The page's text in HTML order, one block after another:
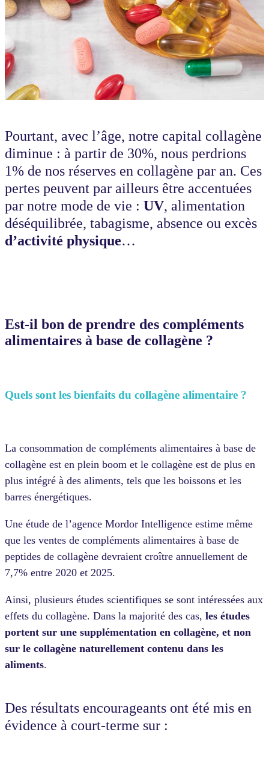
Pourtant, avec l’âge, notre capital collagène
diminue : à partir de 30%, nous perdrions
1% de nos réserves en collagène par an. Ces
pertes peuvent par ailleurs être accentuées
par notre mode de vie : UV, alimentation
déséquilibrée, tabagisme, absence ou excès
d’activité physique…
Est-il bon de prendre des compléments
alimentaires à base de collagène ?
Quels sont les bienfaits du collagène alimentaire ?
La consommation de compléments alimentaires à base de
collagène est en plein boom et le collagène est de plus en
plus intégré à des aliments, tels que les boissons et les
barres énergétiques.
Une étude de l’agence Mordor Intelligence estime même
que les ventes de compléments alimentaires à base de
peptides de collagène devraient croître annuellement de
7,7% entre 2020 et 2025.
Ainsi, plusieurs études scientifiques se sont intéressées aux
effets du collagène. Dans la majorité des cas, les études
portent sur une supplémentation en collagène, et non
sur le collagène naturellement contenu dans les
aliments.
Des résultats encourageants ont été mis en
évidence à court-terme sur :